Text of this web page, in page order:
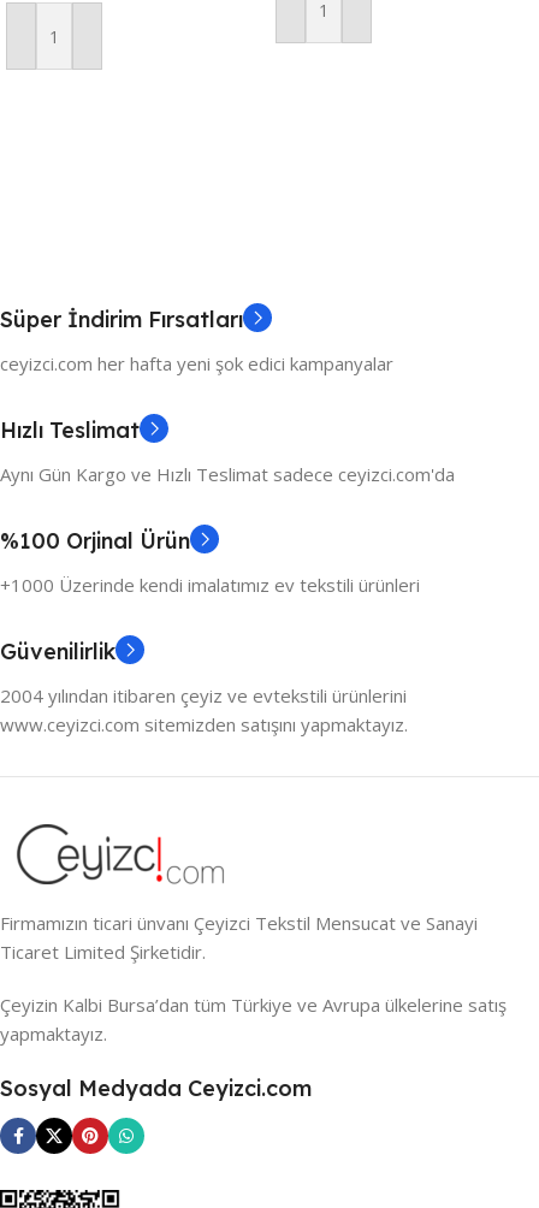
Sepete Ekle
Sepete Ekle
Süper İndirim Fırsatları
ceyizci.com her hafta yeni şok edici kampanyalar
Hızlı Teslimat
Aynı Gün Kargo ve Hızlı Teslimat sadece ceyizci.com'da
%100 Orjinal Ürün
+1000 Üzerinde kendi imalatımız ev tekstili ürünleri
Güvenilirlik
2004 yılından itibaren çeyiz ve evtekstili ürünlerini
www.ceyizci.com sitemizden satışını yapmaktayız.
Firmamızın ticari ünvanı Çeyizci Tekstil Mensucat ve Sanayi
Ticaret Limited Şirketidir.
Çeyizin Kalbi Bursa’dan tüm Türkiye ve Avrupa ülkelerine satış
yapmaktayız.
Sosyal Medyada Ceyizci.com